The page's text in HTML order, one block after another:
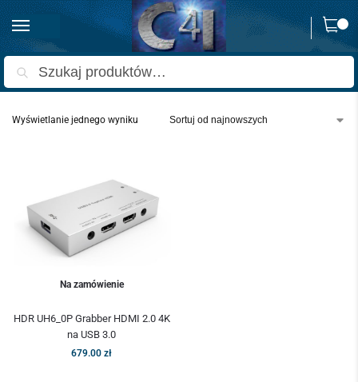
0
Strona główna Produkty oznaczone “grabber hdmi mac”
Wyświetlanie jednego wyniku
Na zamówienie
HDR UH6_0P Grabber HDMI 2.0 4K
na USB 3.0
679.00 zł